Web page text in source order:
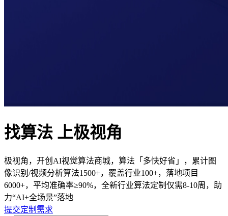
找算法 上极视角
极视角，开创AI视觉算法商城，算法「多快好省」，累计图
像识别/视频分析算法1500+，覆盖行业100+，落地项目
6000+，平均准确率≥90%，全新行业算法定制仅需8-10周，助
力“AI+全场景”落地
提交定制需求